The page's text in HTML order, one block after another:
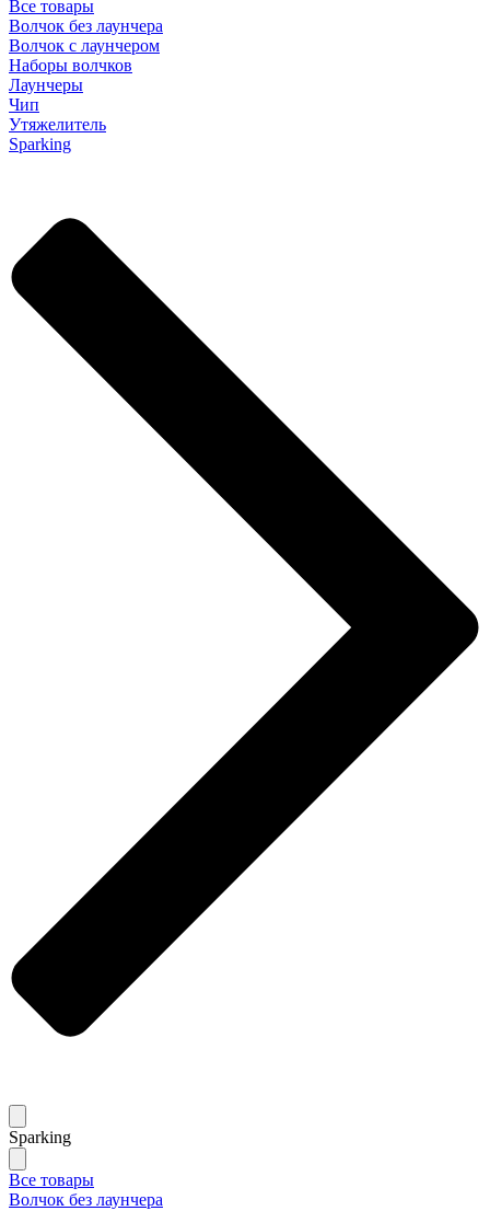
Все товары
Волчок без лаунчера
Волчок с лаунчером
Наборы волчков
Лаунчеры
Чип
Утяжелитель
Sparking
Sparking
Все товары
Волчок без лаунчера